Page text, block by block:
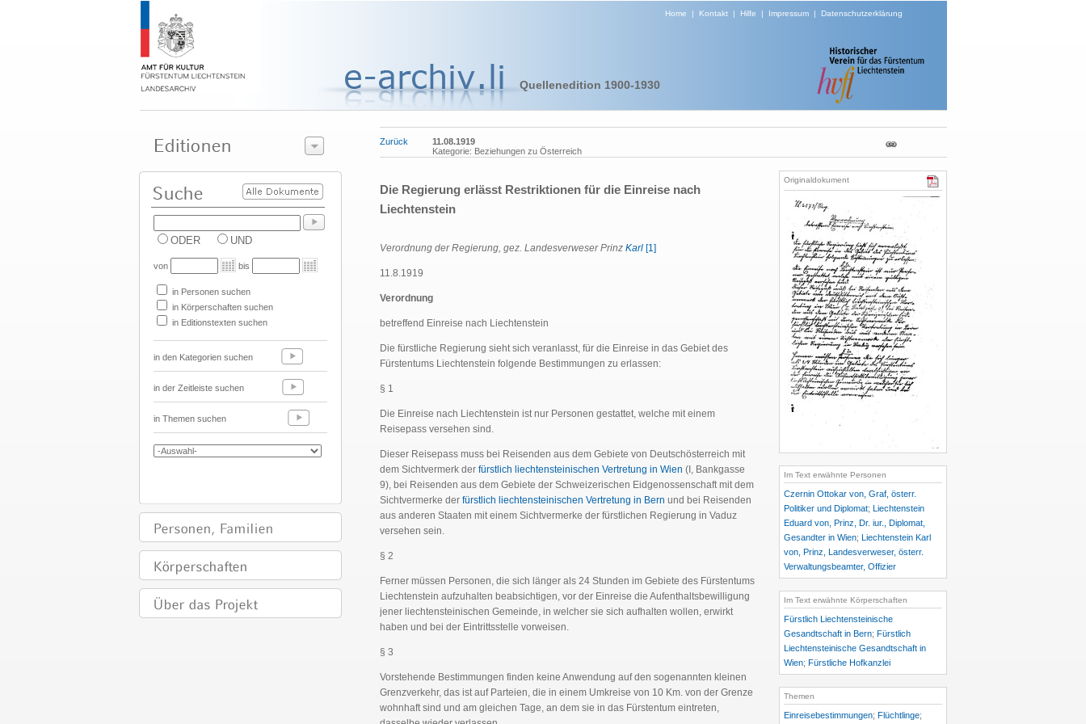
Home | Kontakt| Hilfe | Impressum| Datenschutzerklärung
Quellenedition 1900-1930
ODER UND
von bis
in Personen suchen
in Körperschaften suchen
in Editionstexten suchen
in den Kategorien suchen
in der Zeitleiste suchen
in Themen suchen
Zurück
11.08.1919
Kategorie: Beziehungen zu Österreich
Die Regierung erlässt Restriktionen für die Einreise nach
Liechtenstein
Verordnung der Regierung, gez. Landesverweser Prinz Karl [1]
11.8.1919
Verordnung
betreffend Einreise nach Liechtenstein
Die fürstliche Regierung sieht sich veranlasst, für die Einreise in das Gebiet des
Fürstentums Liechtenstein folgende Bestimmungen zu erlassen:
§ 1
Die Einreise nach Liechtenstein ist nur Personen gestattet, welche mit einem
Reisepass versehen sind.
Dieser Reisepass muss bei Reisenden aus dem Gebiete von Deutschösterreich mit
dem Sichtvermerk der fürstlich liechtensteinischen Vertretung in Wien (I, Bankgasse
9), bei Reisenden aus dem Gebiete der Schweizerischen Eidgenossenschaft mit dem
Sichtvermerke der fürstlich liechtensteinischen Vertretung in Bern und bei Reisenden
aus anderen Staaten mit einem Sichtvermerke der fürstlichen Regierung in Vaduz
versehen sein.
§ 2
Ferner müssen Personen, die sich länger als 24 Stunden im Gebiete des Fürstentums
Liechtenstein aufzuhalten beabsichtigen, vor der Einreise die Aufenthaltsbewilligung
jener liechtensteinischen Gemeinde, in welcher sie sich aufhalten wollen, erwirkt
haben und bei der Eintrittsstelle vorweisen.
§ 3
Vorstehende Bestimmungen finden keine Anwendung auf den sogenannten kleinen
Grenzverkehr, das ist auf Parteien, die in einem Umkreise von 10 Km. von der Grenze
wohnhaft sind und am gleichen Tage, an dem sie in das Fürstentum eintreten,
Originaldokument
Im Text erwähnte Personen
Czernin Ottokar von, Graf, österr.
Politiker und Diplomat; Liechtenstein
Eduard von, Prinz, Dr. iur., Diplomat,
Gesandter in Wien; Liechtenstein Karl
von, Prinz, Landesverweser, österr.
Verwaltungsbeamter, Offizier
Im Text erwähnte Körperschaften
Fürstlich Liechtensteinische
Gesandtschaft in Bern; Fürstlich
Liechtensteinische Gesandtschaft in
Wien; Fürstliche Hofkanzlei
Themen
Einreisebestimmungen; Flüchtlinge;